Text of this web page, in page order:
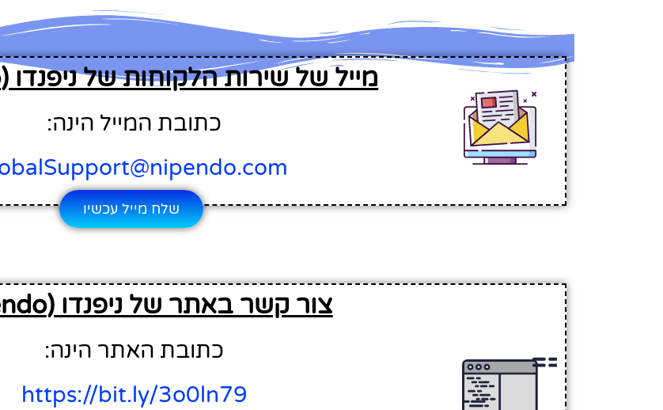
מייל של שירות הלקוחות של ניפנדו (Nipendo)
כתובת המייל הינה:
שלח מייל עכשיו
צור קשר באתר של ניפנדו (Nipendo)
כתובת האתר הינה:
https://bit.ly/3o0ln79